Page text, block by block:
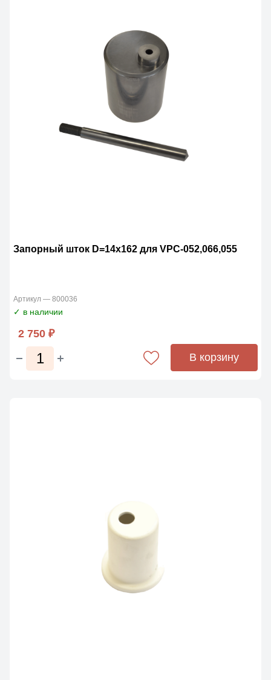
Запорный шток D=14х162 для VPC-052,066,055
Артикул — 800036
✓ в наличии
2 750 ₽
В корзину